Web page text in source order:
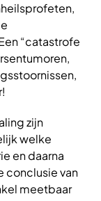
“catastrofe
zijn
welke
en daarna
conclusie van
meetbaar